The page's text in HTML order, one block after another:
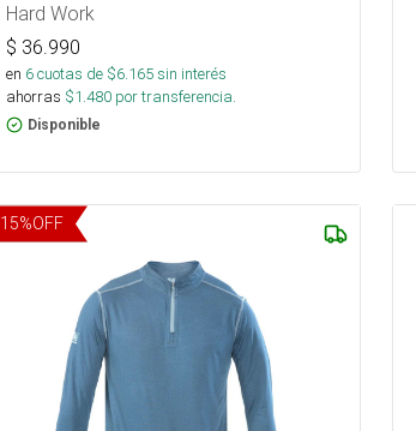
Hard Work
$ 36.990
en 6cuotas de $6.165sin interés
ahorras $1.480 por transferencia.
Disponible
15%OFF